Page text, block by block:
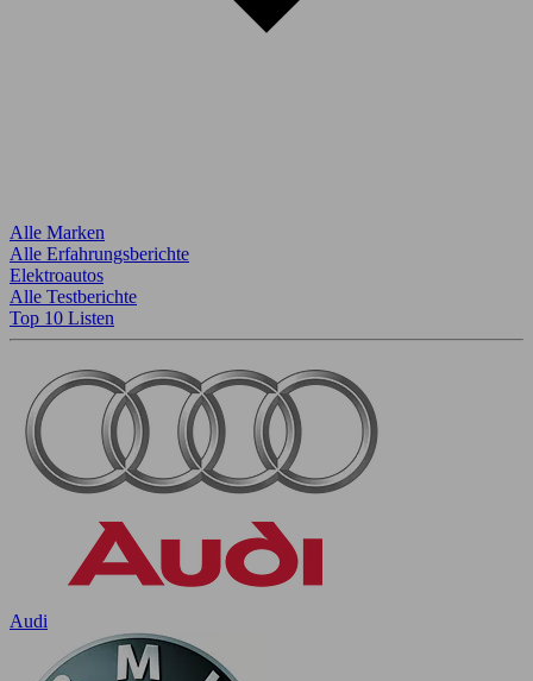
Alle Marken
Alle Erfahrungsberichte
Elektroautos
Alle Testberichte
Top 10 Listen
Audi